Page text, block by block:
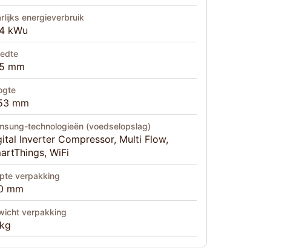
energieverbruik
kWu
mm
mm
technologieën (voedselopslag)
Inverter Compressor, Multi Flow,
WiFi
verpakking
mm
verpakking